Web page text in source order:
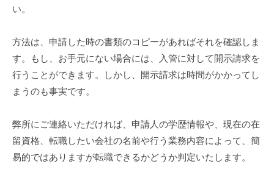
い。
方法は、申請した時の書類のコピーがあればそれを確認しま
す。もし、お手元にない場合には、入管に対して開示請求を
行うことができます。しかし、開示請求は時間がかかってし
まうのも事実です。
弊所にご連絡いただければ、申請人の学歴情報や、現在の在
留資格、転職したい会社の名前や行う業務内容によって、簡
易的ではありますが転職できるかどうか判定いたします。